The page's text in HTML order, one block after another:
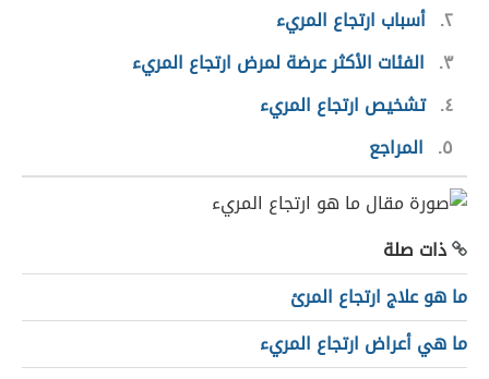
٢ أسباب ارتجاع المريء
٣
الفئات الأكثر عرضة لمرض ارتجاع المريء
٤ تشخيص ارتجاع المريء
٥
المراجع
ذات صلة
ما هو علاج ارتجاع المرئ
ما هي أعراض ارتجاع المريء